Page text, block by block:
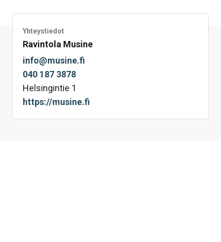
Yhteystiedot
Ravintola Musine
info@musine.fi
040 187 3878
Helsingintie 1
https://musine.fi